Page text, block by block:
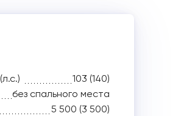
103 (140)
без спального места
5 500 (3 500)